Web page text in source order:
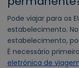
Pode viajar para os
estabelecimento.
estabelecimento,
É necessário primeiro
eletrónica de